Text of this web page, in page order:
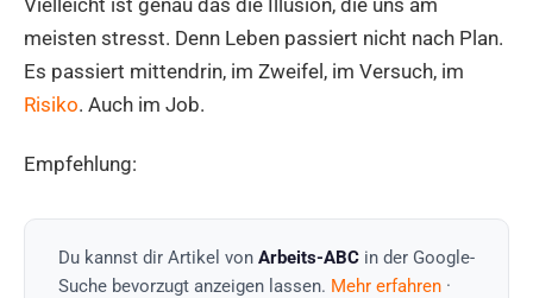
meisten stresst. Denn Leben passiert nicht nach Plan.
Es passiert mittendrin, im Zweifel, im Versuch, im
Risiko. Auch im Job.
Empfehlung:
Du kannst dir Artikel von Arbeits-ABC in der Google-
Suche bevorzugt anzeigen lassen. Mehr erfahren ·